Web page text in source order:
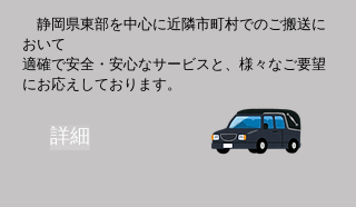
静岡県東部を中心に近隣市町村でのご搬送に
おいて
適確で安全・安心なサービスと、様々なご要望
にお応えしております。
詳細